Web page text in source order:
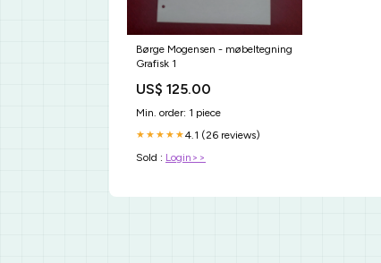
Børge Mogensen - møbeltegning
Grafisk 1
US$ 125.00
Min. order: 1 piece
★★★★★4.1 (26 reviews)
Sold : Login>>